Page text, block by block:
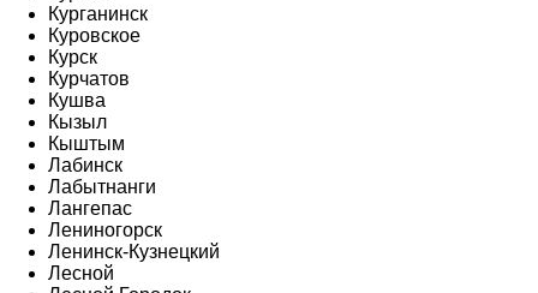
Курганинск
Куровское
Курск
Курчатов
Кушва
Кызыл
Кыштым
Лабинск
Лабытнанги
Лангепас
Лениногорск
Ленинск-Кузнецкий
Лесной